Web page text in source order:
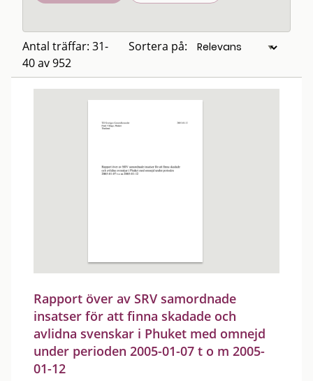
Antal träffar: 31-
40 av 952
Sortera på:
Rapport över av SRV samordnade
insatser för att finna skadade och
avlidna svenskar i Phuket med omnejd
under perioden 2005-01-07 t o m 2005-
01-12